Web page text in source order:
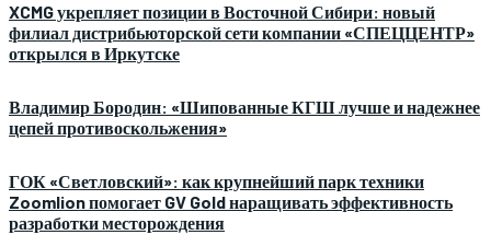
XCMG укрепляет позиции в Восточной Сибири: новый
филиал дистрибьюторской сети компании «СПЕЦЦЕНТР»
открылся в Иркутске
Владимир Бородин: «Шипованные КГШ лучше и надежнее
цепей противоскольжения»
ГОК «Светловский»: как крупнейший парк техники
Zoomlion помогает GV Gold наращивать эффективность
разработки месторождения